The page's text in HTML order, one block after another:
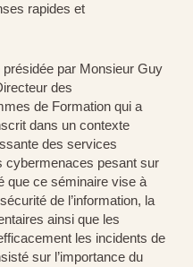
rapides et
présidée par Monsieur Guy
des
de Formation qui a
dans un contexte
des services
cybermenaces pesant sur
que ce séminaire vise à
de l’information, la
ainsi que les
les incidents de
sur l’importance du